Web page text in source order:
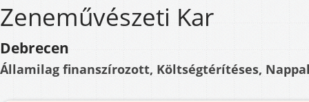
Zeneművészeti Kar
Debrecen
Államilag finanszírozott, Költségtérítéses,